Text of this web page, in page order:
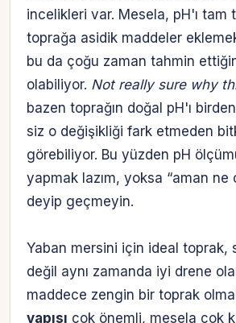
incelikleri var. Mesela, pH'ı tam
toprağa asidik maddeler
bu da çoğu zaman tahmin
olabiliyor. Not really sure why
bazen toprağın doğal pH'ı
siz o değişikliği fark etmeden
görebiliyor. Bu yüzden pH
yapmak lazım, yoksa “aman ne
deyip geçmeyin.
Yaban mersini için ideal toprak,
değil aynı zamanda iyi drene
maddece zengin bir toprak
yapısı çok önemli, mesela çok